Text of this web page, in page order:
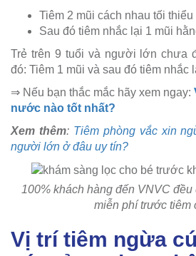
Tiêm 2 mũi cách nhau tối thiểu
Sau đó tiêm nhắc lại 1 mũi
Trẻ trên 9 tuổi và người lớn chưa
đó: Tiêm 1 mũi và sau đó tiêm nhắc
⇒ Nếu bạn thắc mắc hãy xem ngay:
nước nào tốt nhất?
Xem thêm: Tiêm phòng vắc xin
người lớn ở đâu uy tín?
100% khách hàng đến VNVC
miễn phí trước tiêm
Vị trí tiêm ngừa